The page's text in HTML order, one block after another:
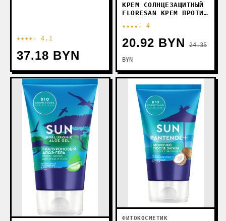
★★★★☆ 4.1
37.18 BYN
КРЕМ СОЛНЦЕЗАЩИТНЫЙ
FLORESAN КРЕМ ПРОТИВ
SPF 35 125 МЛ
★★★★☆ 4
20.92 BYN
24.35
BYN
ФИТОКОСМЕТИК